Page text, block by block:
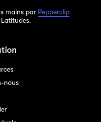
mains par Pepperclip
nous